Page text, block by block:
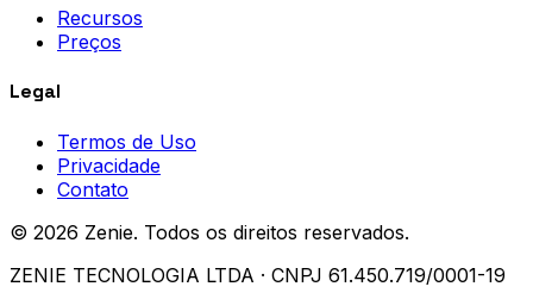
Recursos
Preços
Legal
Termos de Uso
Privacidade
Contato
© 2026 Zenie. Todos os direitos reservados.
ZENIE TECNOLOGIA LTDA · CNPJ 61.450.719/0001-19